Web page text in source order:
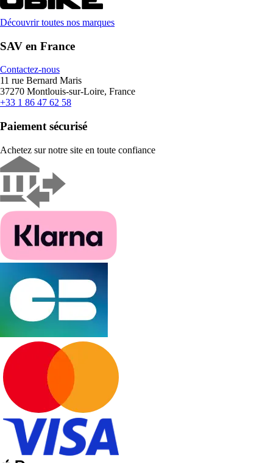
Découvrir toutes nos marques
SAV en France
Contactez-nous
11 rue Bernard Maris
37270 Montlouis-sur-Loire, France
+33 1 86 47 62 58
Paiement sécurisé
Achetez sur notre site en toute confiance